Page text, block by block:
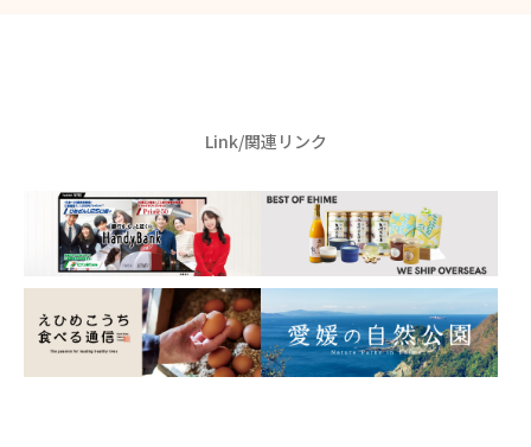
Link/関連リンク